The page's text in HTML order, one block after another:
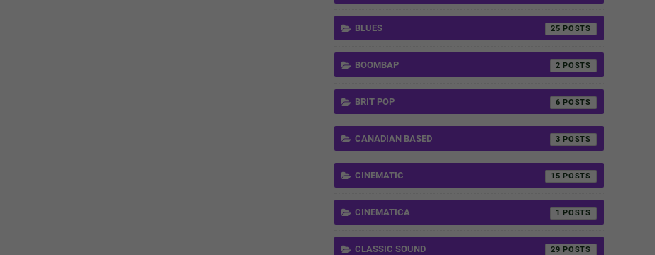
BLUES 25
BOOMBAP 2
BRIT POP 6
CANADIAN BASED 3
CINEMATIC 15
CINEMATICA 1
CLASSIC SOUND 29